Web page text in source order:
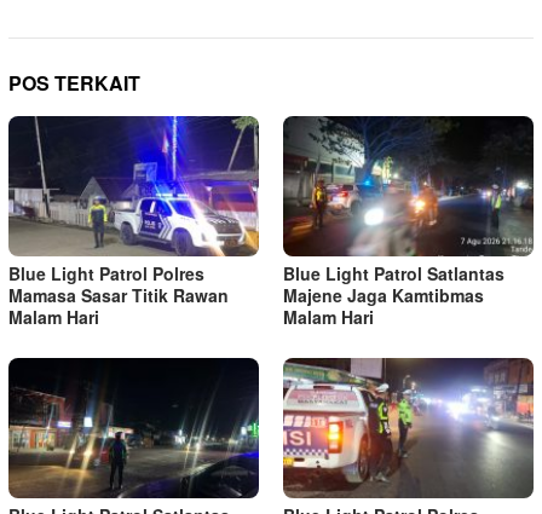
POS TERKAIT
Blue Light Patrol Polres
Mamasa Sasar Titik Rawan
Malam Hari
Blue Light Patrol Satlantas
Majene Jaga Kamtibmas
Malam Hari